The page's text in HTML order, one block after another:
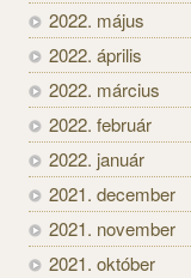
2022. május
2022. április
2022. március
2022. február
2022. január
2021. december
2021. november
2021. október